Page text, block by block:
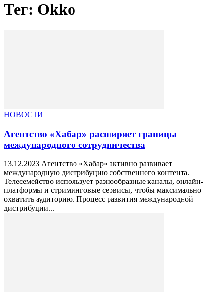
Тег: Okko
НОВОСТИ
Агентство «Хабар» расширяет границы
международного сотрудничества
13.12.2023 Агентство «Хабар» активно развивает
международную дистрибуцию собственного контента.
Телесемейство использует разнообразные каналы, онлайн-
платформы и стриминговые сервисы, чтобы максимально
охватить аудиторию. Процесс развития международной
дистрибуции...